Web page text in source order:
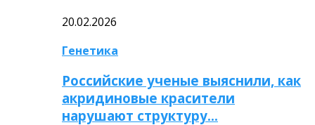
20.02.2026
Генетика
Российские ученые выяснили, как
акридиновые красители
нарушают структуру…